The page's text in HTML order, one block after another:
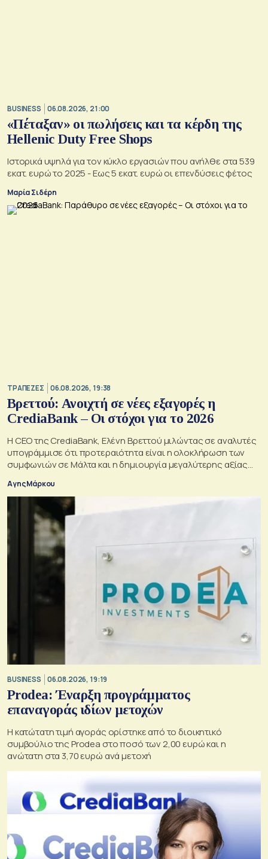
BUSINESS 06.08.2026, 21:00
«Πέταξαν» οι πωλήσεις και τα κέρδη της
Hellenic Duty Free Shops
Ιστορικά υψηλά για τον κύκλο εργασιών που ανήλθε στα 539
εκατ. ευρώ το 2025 - Εως 5 εκατ. ευρώ οι επενδύσεις φέτος
Μαρία Σιδέρη
ΤΡΑΠΕΖΕΣ 06.08.2026, 19:38
Βρεττού: Ανοιχτή σε νέες εξαγορές η
CrediaBank – Οι στόχοι για το 2026
Η CEO της CrediaBank, Ελένη Βρεττού μιλώντας σε αναλυτές
υπογράμμισε ότι προτεραιότητα είναι η ολοκλήρωση των
συμφωνιών σε Μάλτα και η δημιουργία μεγαλύτερης αξίας
για τους μετόχους
Αγης Μάρκου
BUSINESS 06.08.2026, 19:19
Prodea: Έναρξη προγράμματος
επαναγοράς ιδίων μετοχών
Η κατώτατη τιμή αγοράς ορίστηκε από το διοικητικό
συμβούλιο της Prodea στο ποσό των 2,00 ευρώ και η
ανώτατη στα 3,70 ευρώ ανά μετοχή